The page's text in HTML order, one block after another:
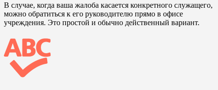
В случае, когда ваша жалоба касается конкретного служащего,
можно обратиться к его руководителю прямо в офисе
учреждения. Это простой и обычно действенный вариант.